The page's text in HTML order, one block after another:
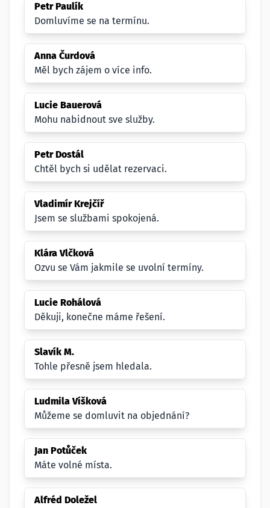
Petr Paulík
Domluvíme se na termínu.
Anna Čurdová
Měl bych zájem o více info.
Lucie Bauerová
Mohu nabidnout sve služby.
Petr Dostál
Chtěl bych si udělat rezervaci.
Vladimír Krejčíř
Jsem se službami spokojená.
Klára Vlčková
Ozvu se Vám jakmile se uvolní termíny.
Lucie Rohálová
Děkuji, konečne máme řešení.
Slavík M.
Tohle přesně jsem hledala.
Ludmila Víšková
Můžeme se domluvit na objednání?
Jan Potůček
Máte volné místa.
Alfréd Doležel